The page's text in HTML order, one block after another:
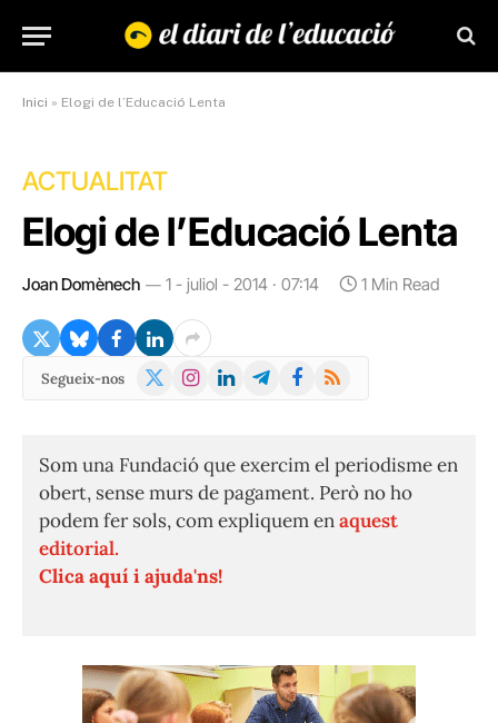
Inici » Elogi de l’Educació Lenta
ACTUALITAT
Elogi de l’Educació Lenta
Joan Domènech 1 - juliol - 2014 · 07:14 1 Min Read
Segueix-nos
X
Instagram
LinkedInTelegramFacebook
RSS
Som una Fundació que exercim el periodisme en
obert, sense murs de pagament. Però no ho
podem fer sols, com expliquem enaquest
editorial.
Clica aquí i ajuda'ns!